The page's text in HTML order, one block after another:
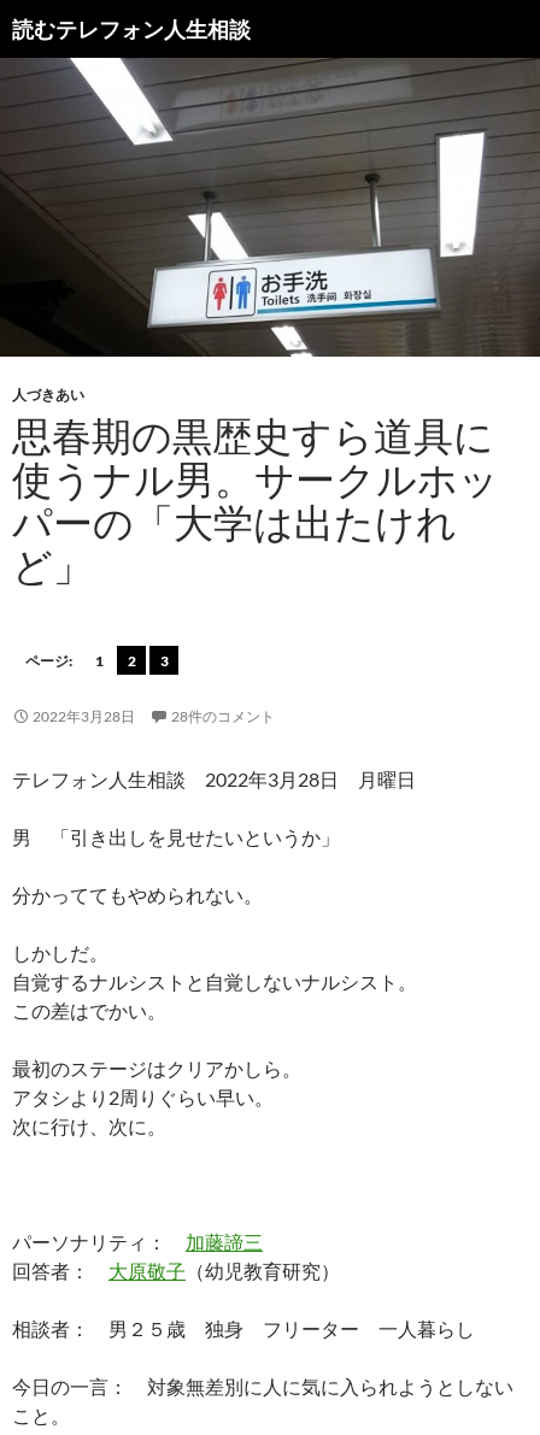
読むテレフォン人生相談
人づきあい
思春期の黒歴史すら道具に
使うナル男。サークルホッ
パーの「大学は出たけれ
ど」
ページ: 1 2 3
2022年3月28日 28件のコメント
テレフォン人生相談 2022年3月28日 月曜日
男 「引き出しを見せたいというか」
分かっててもやめられない。
しかしだ。
自覚するナルシストと自覚しないナルシスト。
この差はでかい。
最初のステージはクリアかしら。
アタシより2周りぐらい早い。
次に行け、次に。
パーソナリティ： 加藤諦三
回答者： 大原敬子 （幼児教育研究）
相談者： 男２５歳 独身 フリーター 一人暮らし
今日の一言： 対象無差別に人に気に入られようとしない
こと。